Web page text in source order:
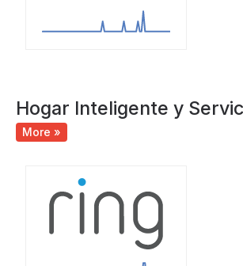
Hogar Inteligente y
More »